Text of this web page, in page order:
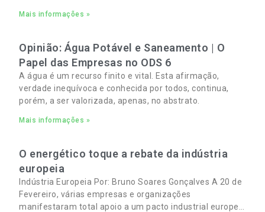
e familiares cada vez mais apertados.
Mais informações »
Opinião: Água Potável e Saneamento | O
Papel das Empresas no ODS 6
A água é um recurso finito e vital. Esta afirmação,
verdade inequívoca e conhecida por todos, continua,
porém, a ser valorizada, apenas, no abstrato.
Mais informações »
O energético toque a rebate da indústria
europeia
Indústria Europeia Por: Bruno Soares Gonçalves A 20 de
Fevereiro, várias empresas e organizações
manifestaram total apoio a um pacto industrial europeu